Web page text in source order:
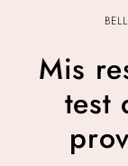
Mis
test